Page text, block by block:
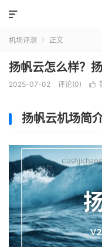

机场评测  正文
扬帆云怎么样？
2025-07-02 评论(0) 
扬帆云机场简